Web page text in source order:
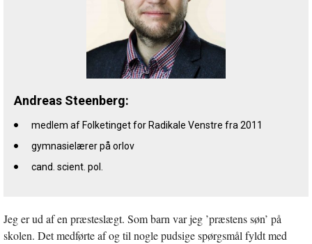
Andreas Steenberg:
medlem af Folketinget for Radikale Venstre fra 2011
gymnasielærer på orlov
cand. scient. pol.
Jeg er ud af en præsteslægt. Som barn var jeg ’præstens søn’ på
skolen. Det medførte af og til nogle pudsige spørgsmål fyldt med